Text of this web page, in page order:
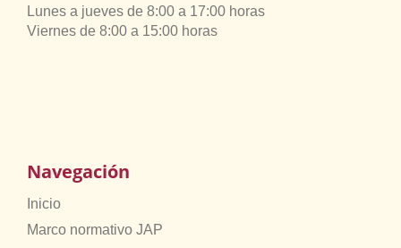
Lunes a jueves de 8:00 a 17:00 horas
Viernes de 8:00 a 15:00 horas
Navegación
Inicio
Marco normativo JAP